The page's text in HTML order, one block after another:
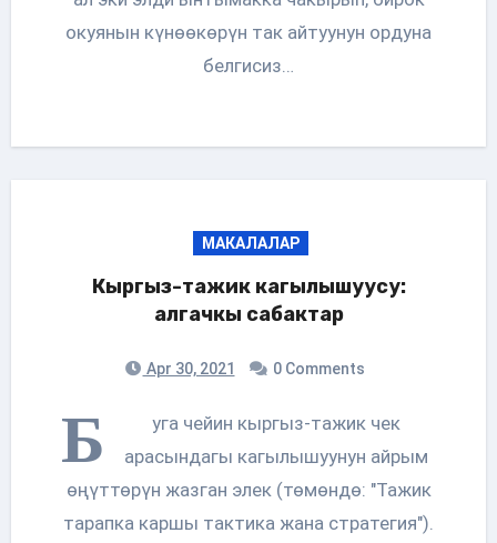
окуянын күнөөкөрүн так айтуунун ордуна
белгисиз…
МАКАЛАЛАР
Кыргыз-тажик кагылышуусу:
алгачкы сабактар
Apr 30, 2021 0 Comments
Б
уга чейин кыргыз-тажик чек
арасындагы кагылышуунун айрым
өңүттөрүн жазган элек (төмөндө: "Тажик
тарапка каршы тактика жана стратегия").